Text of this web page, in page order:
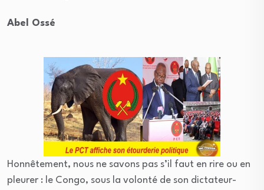
Abel Ossé
Honnêtement, nous ne savons pas s’il faut en rire ou en
pleurer : le Congo, sous la volonté de son dictateur-